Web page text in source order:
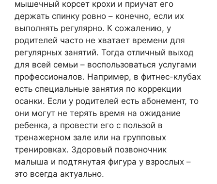
мышечный корсет крохи и приучат его
держать спинку ровно – конечно, если их
выполнять регулярно. К сожалению, у
родителей часто не хватает времени для
регулярных занятий. Тогда отличный выход
для всей семьи – воспользоваться услугами
профессионалов. Например, в фитнес-клубах
есть специальные занятия по коррекции
осанки. Если у родителей есть абонемент, то
они могут не терять время на ожидание
ребенка, а провести его с пользой в
тренажерном зале или на групповых
тренировках. Здоровый позвоночник
малыша и подтянутая фигура у взрослых –
это всегда актуально.